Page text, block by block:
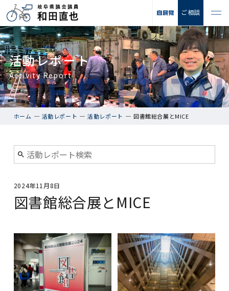
ご相談
活動レポート
Activity Report
ホーム 活動レポート 活動レポート 図書館総合展とMICE
2024年11月8日
図書館総合展とMICE